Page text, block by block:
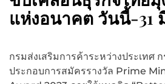
แห่งอนาคต วันนี้-31
กรมส่งเสริมการค้าระหว่างประเทศ
ประกอบการสมัครรางวัล Prime